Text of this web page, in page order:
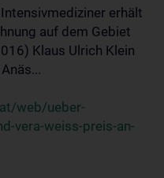
erhält
auf dem Gebiet
Klaus Ulrich Klein
web/ueber-
vera-weiss-preis-an-